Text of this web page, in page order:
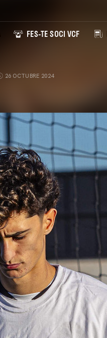
FES-TE SOCI VCF
26 OCTUBRE 2024